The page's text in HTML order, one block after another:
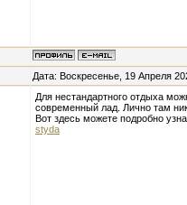
Дата: Воскресенье, 19 Апреля
Для нестандартного отдыха
современный лад. Лично там
Вот здесь можете подробно
styda